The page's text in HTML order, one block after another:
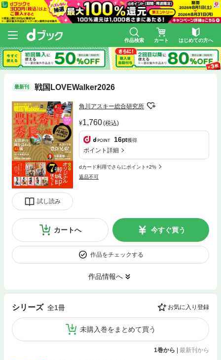
作品検索 カート はじめての方へ
最新刊 戦国LOVEWalker2026
試し読み
角川アスキー総合研究所
1,760(税込)
16pt獲得
ポイント詳細
dカード利用でさらにポイント+2%
返品不可
カートへ 今すぐ買う
作品をチェックする
作品情報へ
シリーズ 全1冊 お気に入り登録
未購入巻をまとめて買う
1巻から | 最新刊から